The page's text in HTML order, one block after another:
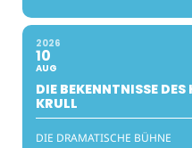
2026
10
AUG
DIE BEKENNTNISSE
KRULL
DIE DRAMATISCHE BÜHNE